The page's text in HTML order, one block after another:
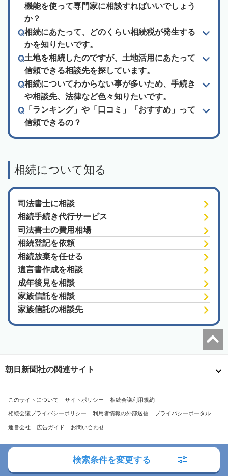
機能を使って専門家に相談すればいいでしょう
か？
相続にあたって、どのくらい相続税が発生する
かを知りたいです。
土地を相続したのですが、土地活用にあたって
信頼できる相談先を探しています。
相続についてわからない事が多いため、手続き
や相談先、法律など色々知りたいです。
「ランキング」や「口コミ」「おすすめ」って
信頼できるの？
相続について知る
司法書士に相談
相続手続き代行サービス
司法書士の費用相場
相続登記を依頼
相続放棄を任せる
遺言書作成を相談
成年後見を相談
家族信託を相談
家族信託の相談先
検索条件を変更する
朝日新聞社の関連サイト
このサイトについて サイトポリシー 相続会議利用規約
相続会議プライバシーポリシー 利用者情報の外部送信 プライバシーポータル
運営会社 広告ガイド お問い合わせ